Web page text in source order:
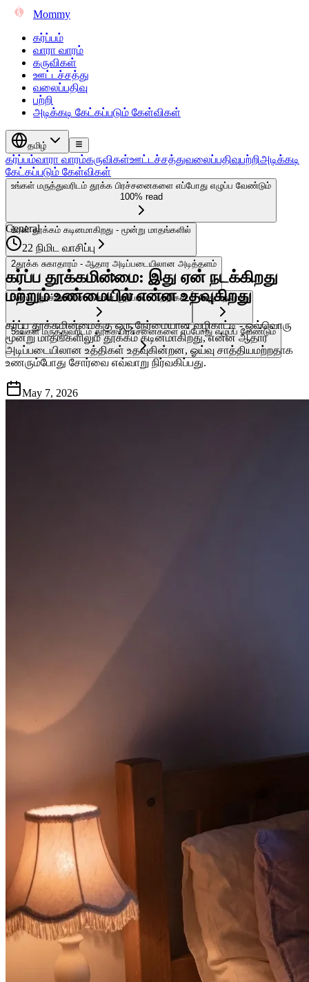
Mommy
கர்ப்பம்
வாரா வாரம்
கருவிகள்
ஊட்டச்சத்து
வலைப்பதிவு
பற்றி
அடிக்கடி கேட்கப்படும் கேள்விகள்
தமிழ்
கர்ப்பம்வாரா வாரம்கருவிகள்ஊட்டச்சத்துவலைப்பதிவுபற்றிஅடிக்கடி
கேட்கப்படும் கேள்விகள்
உங்கள் மருத்துவரிடம் தூக்க பிரச்சனைகளை எப்போது எழுப்ப வேண்டும்
100% read
1ஏன் தூக்கம் கடினமாகிறது - மூன்று மாதங்களில்
2தூக்க சுகாதாரம் - ஆதார அடிப்படையிலான அடித்தளம்
3கர்ப்ப தூக்கமின்மைக்கான குறிப்பிட்ட உத்திகள் 4எது உதவாது
5உங்கள் மருத்துவரிடம் தூக்க பிரச்சனைகளை எப்போது எழுப்ப வேண்டும்
General
22 நிமிட வாசிப்பு
கர்ப்ப தூக்கமின்மை: இது ஏன் நடக்கிறது
மற்றும் உண்மையில் என்ன உதவுகிறது
கர்ப்ப தூக்கமின்மைக்கு ஒரு நேர்மையான வழிகாட்டி - ஒவ்வொரு
மூன்று மாதங்களிலும் தூக்கம் கடினமாகிறது, என்ன ஆதார
அடிப்படையிலான உத்திகள் உதவுகின்றன, ஓய்வு சாத்தியமற்றதாக
உணரும்போது சோர்வை எவ்வாறு நிர்வகிப்பது.
May 7, 2026